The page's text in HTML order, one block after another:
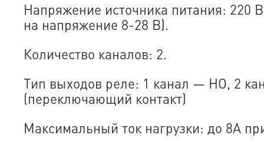
Напряжение источника питания: 220
на напряжение 8-28 В).
Количество каналов: 2.
Тип выходов реле: 1 канал — НО, 2
(переключающий контакт)
Максимальный ток нагрузки: до 8А